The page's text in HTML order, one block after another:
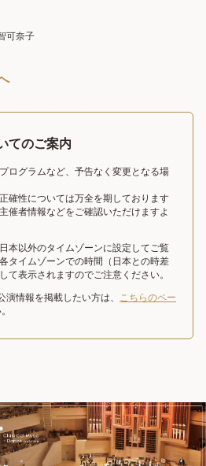
可奈子
てのご案内
ログラムなど、予告なく変更となる場
確性については万全を期しております
催者情報などをご確認いただけますよ
本以外のタイムゾーンに設定してご覧
タイムゾーンでの時間（日本との時差
て表示されますのでご注意ください。
演情報を掲載したい方は、 こちらのペー